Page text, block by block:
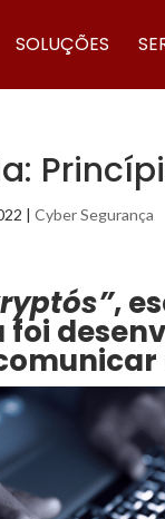
SOLUÇÕES
|Cyber Segurança
,